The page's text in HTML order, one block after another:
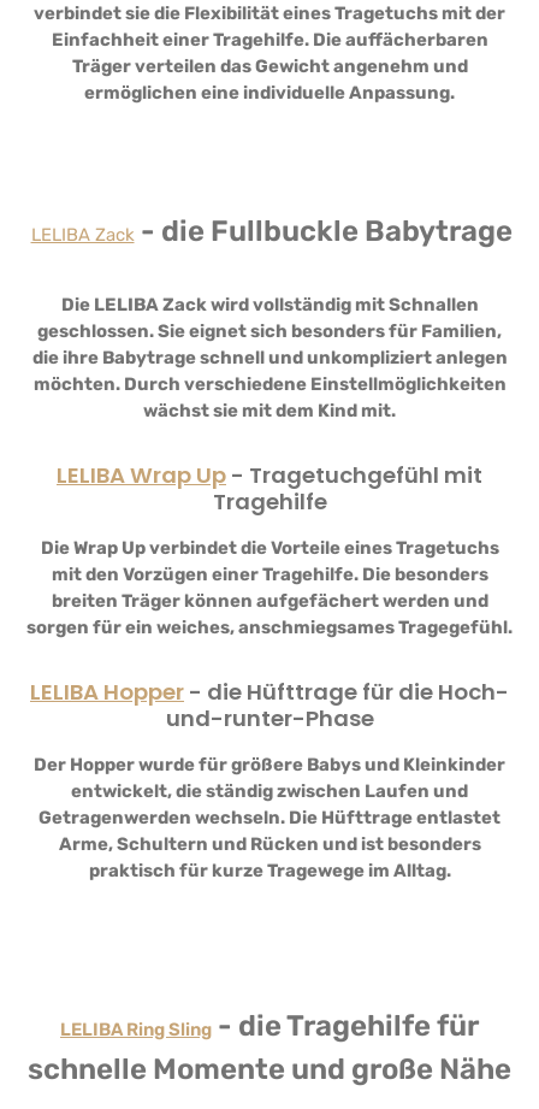
verbindet sie die Flexibilität eines Tragetuchs mit der
Einfachheit einer Tragehilfe. Die auffächerbaren
Träger verteilen das Gewicht angenehm und
ermöglichen eine individuelle Anpassung.
LELIBA Zack- die Fullbuckle Babytrage
Die LELIBA Zack wird vollständig mit Schnallen
geschlossen. Sie eignet sich besonders für Familien,
die ihre Babytrage schnell und unkompliziert anlegen
möchten. Durch verschiedene Einstellmöglichkeiten
wächst sie mit dem Kind mit.
LELIBA Wrap Up - Tragetuchgefühl mit
Tragehilfe
Die Wrap Up verbindet die Vorteile eines Tragetuchs
mit den Vorzügen einer Tragehilfe. Die besonders
breiten Träger können aufgefächert werden und
sorgen für ein weiches, anschmiegsames Tragegefühl.
LELIBA Hopper - die Hüfttrage für die Hoch-
und-runter-Phase
Der Hopper wurde für größere Babys und Kleinkinder
entwickelt, die ständig zwischen Laufen und
Getragenwerden wechseln. Die Hüfttrage entlastet
Arme, Schultern und Rücken und ist besonders
praktisch für kurze Tragewege im Alltag.
LELIBA Ring Sling - die Tragehilfe für
schnelle Momente und große Nähe